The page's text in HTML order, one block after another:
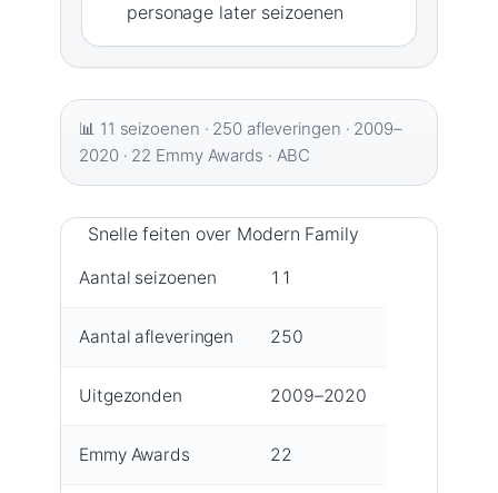
personage later seizoenen
📊 11 seizoenen · 250 afleveringen · 2009–
2020 · 22 Emmy Awards · ABC
Snelle feiten over Modern Family
Aantal seizoenen 11
Aantal afleveringen 250
Uitgezonden 2009–2020
Emmy Awards 22